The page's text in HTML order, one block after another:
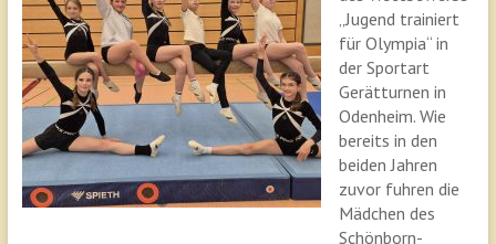
„Jugend trainiert
für Olympia“ in
der Sportart
Gerätturnen in
Odenheim. Wie
bereits in den
beiden Jahren
zuvor fuhren die
Mädchen des
Schönborn-